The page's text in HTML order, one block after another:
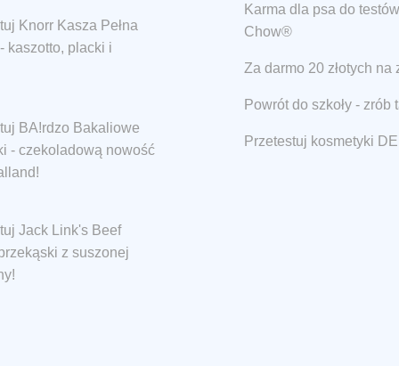
Knorr Kasza Pełna
kaszotto, placki i
BA!rdzo Bakaliowe
- czekoladową nowość
Jack Link's Beef
z suszonej
Karma dla psa do
Chow®
Za darmo 20 złotych
Powrót do szkoły - zrób
Przetestuj kosmetyki